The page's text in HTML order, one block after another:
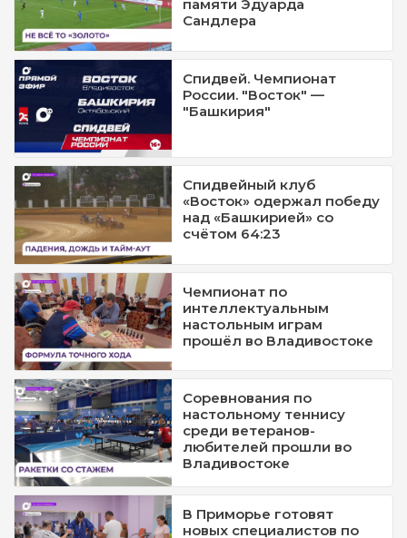
памяти Эдуарда
Сандлера
Спидвей. Чемпионат
России. "Восток" —
"Башкирия"
Спидвейный клуб
«Восток» одержал победу
над «Башкирией» со
счётом 64:23
Чемпионат по
интеллектуальным
настольным играм
прошёл во Владивостоке
Соревнования по
настольному теннису
среди ветеранов-
любителей прошли во
Владивостоке
В Приморье готовят
новых специалистов по